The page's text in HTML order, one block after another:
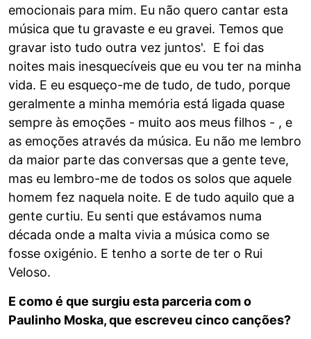
emocionais para mim. Eu não quero cantar esta
música que tu gravaste e eu gravei. Temos que
gravar isto tudo outra vez juntos'. E foi das
noites mais inesquecíveis que eu vou ter na minha
vida. E eu esqueço-me de tudo, de tudo, porque
geralmente a minha memória está ligada quase
sempre às emoções - muito aos meus filhos - , e
as emoções através da música. Eu não me lembro
da maior parte das conversas que a gente teve,
mas eu lembro-me de todos os solos que aquele
homem fez naquela noite. E de tudo aquilo que a
gente curtiu. Eu senti que estávamos numa
década onde a malta vivia a música como se
fosse oxigénio. E tenho a sorte de ter o Rui
Veloso.
E como é que surgiu esta parceria com o
Paulinho Moska, que escreveu cinco canções?